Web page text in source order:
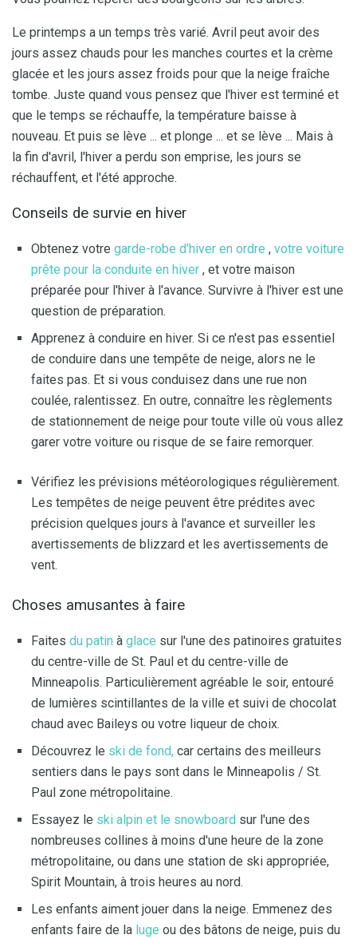
Le printemps a un temps très varié. Avril peut avoir des
jours assez chauds pour les manches courtes et la crème
glacée et les jours assez froids pour que la neige fraîche
tombe. Juste quand vous pensez que l'hiver est terminé et
que le temps se réchauffe, la température baisse à
nouveau. Et puis se lève ... et plonge ... et se lève ... Mais à
la fin d'avril, l'hiver a perdu son emprise, les jours se
réchauffent, et l'été approche.
Conseils de survie en hiver
Obtenez votre garde-robe d'hiver en ordre , votre voiture
prête pour la conduite en hiver , et votre maison
préparée pour l'hiver à l'avance. Survivre à l'hiver est une
question de préparation.
Apprenez à conduire en hiver. Si ce n'est pas essentiel
de conduire dans une tempête de neige, alors ne le
faites pas. Et si vous conduisez dans une rue non
coulée, ralentissez. En outre, connaître les règlements
de stationnement de neige pour toute ville où vous allez
garer votre voiture ou risque de se faire remorquer.
Vérifiez les prévisions météorologiques régulièrement.
Les tempêtes de neige peuvent être prédites avec
précision quelques jours à l'avance et surveiller les
avertissements de blizzard et les avertissements de
vent.
Choses amusantes à faire
Faites du patin à glace sur l'une des patinoires gratuites
du centre-ville de St. Paul et du centre-ville de
Minneapolis. Particulièrement agréable le soir, entouré
de lumières scintillantes de la ville et suivi de chocolat
chaud avec Baileys ou votre liqueur de choix.
Découvrez le ski de fond, car certains des meilleurs
sentiers dans le pays sont dans le Minneapolis / St.
Paul zone métropolitaine.
Essayez le ski alpin et le snowboard sur l'une des
nombreuses collines à moins d'une heure de la zone
métropolitaine, ou dans une station de ski appropriée,
Spirit Mountain, à trois heures au nord.
Les enfants aiment jouer dans la neige. Emmenez des
enfants faire de la luge ou des bâtons de neige, puis du